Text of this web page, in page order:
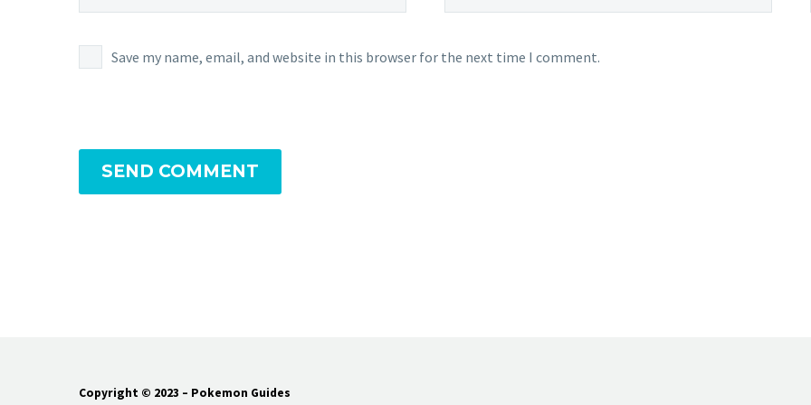
Save my name, email, and website in this browser for the next time I comment.
SEND COMMENT
Copyright © 2023 – Pokemon Guides